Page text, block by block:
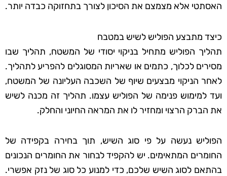
האסתטי אלא מצמצם את הסיכון לצורך בתחזוקה כבדה יותר.
כיצד מתבצע הפוליש לשיש במטבח
תהליך הפוליש מתחיל בניקוי יסודי של המשטח, תהליך שבו
מסירים לכלוך, כתמים או שאריות המסוגלים להפריע לתהליך.
לאחר הניקוי מבצעים שיוף של השכבה העליונה של המשטח,
ועד למימוש פנימה של הפוליש עצמו. תהליך זה מכנה לשיש
את הברק הרצוי ומחזיר לו את המראה החיוני והחלק.
הפוליש נעשה על פי סוג השיש, תוך בחירה בקפידה של
החומרים המתאימים. יש להקפיד לבחור את החומרים הנכונים
בהתאם לסוג השיש שלכם, כדי למנוע כל סוג של נזק אפשרי.